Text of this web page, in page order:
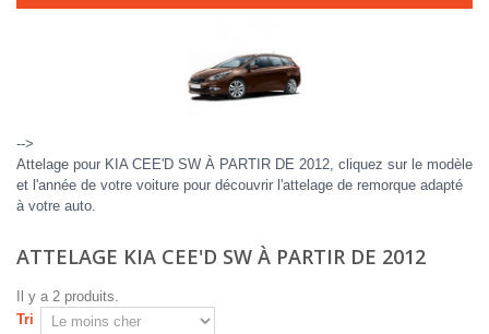
-->
Attelage pour KIA CEE'D SW À PARTIR DE 2012, cliquez sur le modèle
et l'année de votre voiture pour découvrir l'attelage de remorque adapté
à votre auto.
ATTELAGE KIA CEE'D SW À PARTIR DE 2012
Il y a 2 produits.
Tri